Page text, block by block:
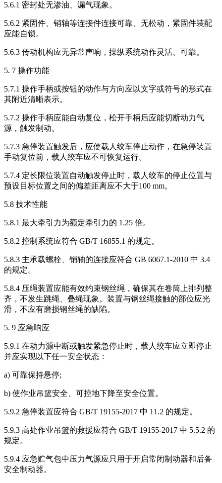
5.6.1 密封处无渗油、漏气现象。
5.6.2 紧固件、销轴等连接件连接可靠、无松动，紧固件装配
应能自锁。
5.6.3 传动机构应无异常声响，操纵系统动作灵活、可靠。
5. 7 操作功能
5.7.1 操作手柄或按钮的动作与方向应以文字或符号的形式在
其附近清晰表示。
5.7.2 操作手柄应能自动复位，松开手柄后应能切断动力气
源，触发制动。
5.7.3 急停装置触发后，应使载人绞车停止动作，在急停装置
手动复位前，载人绞车应不可恢复运行。
5.7.4 定长限位装置自动触发停止时，载人绞车的停止位置与
预设目标位置之间的偏差距离应不大于100 mm。
5.8 技术性能
5.8.1 最大牵引力为额定牵引力的 1.25 倍。
5.8.2 控制系统应符合 GB/T 16855.1 的规定。
5.8.3 主承载螺栓、销轴的连接应符合 GB 6067.1-2010 中 3.4
的规定。
5.8.4 压绳装置应能有效约束钢丝绳，确保其在卷筒上排列整
齐，不发生跳绳、叠绳现象。装置与钢丝绳接触的部位应光
滑，不应有磨损钢丝绳的缺陷。
5. 9 应急响应
5.9.1 在动力源中断或触发紧急停止时，载人绞车应立即停止
并应实现以下任一安全状态：
a) 可靠保持悬停;
b) 使作业吊篮安全、可控地下降至安全位置。
5.9.2 急停装置应符合 GB/T 19155-2017 中 11.2 的规定。
5.9.3 高处作业吊篮的救援应符合 GB/T 19155-2017 中 5.5.2 的
规定。
5.9.4 应急贮气包中压力气源应只用于开启常闭制动器和后备
安全制动器。